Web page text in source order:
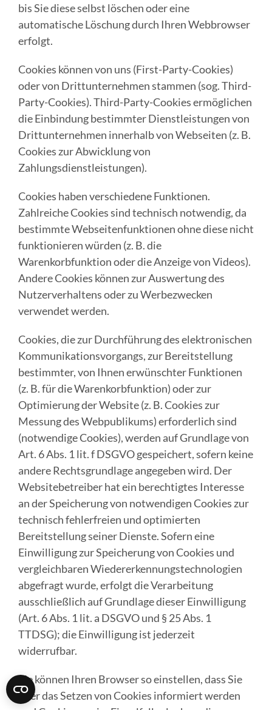
bis Sie diese selbst löschen oder eine
automatische Löschung durch Ihren Webbrowser
erfolgt.
Cookies können von uns (First-Party-Cookies)
oder von Drittunternehmen stammen (sog. Third-
Party-Cookies). Third-Party-Cookies ermöglichen
die Einbindung bestimmter Dienstleistungen von
Drittunternehmen innerhalb von Webseiten (z. B.
Cookies zur Abwicklung von
Zahlungsdienstleistungen).
Cookies haben verschiedene Funktionen.
Zahlreiche Cookies sind technisch notwendig, da
bestimmte Webseitenfunktionen ohne diese nicht
funktionieren würden (z. B. die
Warenkorbfunktion oder die Anzeige von Videos).
Andere Cookies können zur Auswertung des
Nutzerverhaltens oder zu Werbezwecken
verwendet werden.
Cookies, die zur Durchführung des elektronischen
Kommunikationsvorgangs, zur Bereitstellung
bestimmter, von Ihnen erwünschter Funktionen
(z. B. für die Warenkorbfunktion) oder zur
Optimierung der Website (z. B. Cookies zur
Messung des Webpublikums) erforderlich sind
(notwendige Cookies), werden auf Grundlage von
Art. 6 Abs. 1 lit. f DSGVO gespeichert, sofern keine
andere Rechtsgrundlage angegeben wird. Der
Websitebetreiber hat ein berechtigtes Interesse
an der Speicherung von notwendigen Cookies zur
technisch fehlerfreien und optimierten
Bereitstellung seiner Dienste. Sofern eine
Einwilligung zur Speicherung von Cookies und
vergleichbaren Wiedererkennungstechnologien
abgefragt wurde, erfolgt die Verarbeitung
ausschließlich auf Grundlage dieser Einwilligung
(Art. 6 Abs. 1 lit. a DSGVO und § 25 Abs. 1
TTDSG); die Einwilligung ist jederzeit
widerrufbar.
Sie können Ihren Browser so einstellen, dass Sie
über das Setzen von Cookies informiert werden